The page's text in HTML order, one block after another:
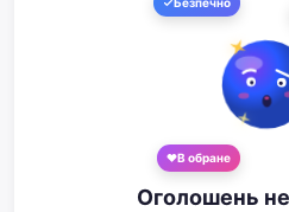
В обране
Оголошень